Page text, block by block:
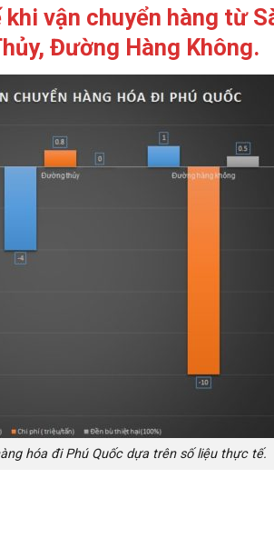
vận chuyển hàng từ
Đường Hàng Không.
hóa đi Phú Quốc dựa trên số liệu thực tế.